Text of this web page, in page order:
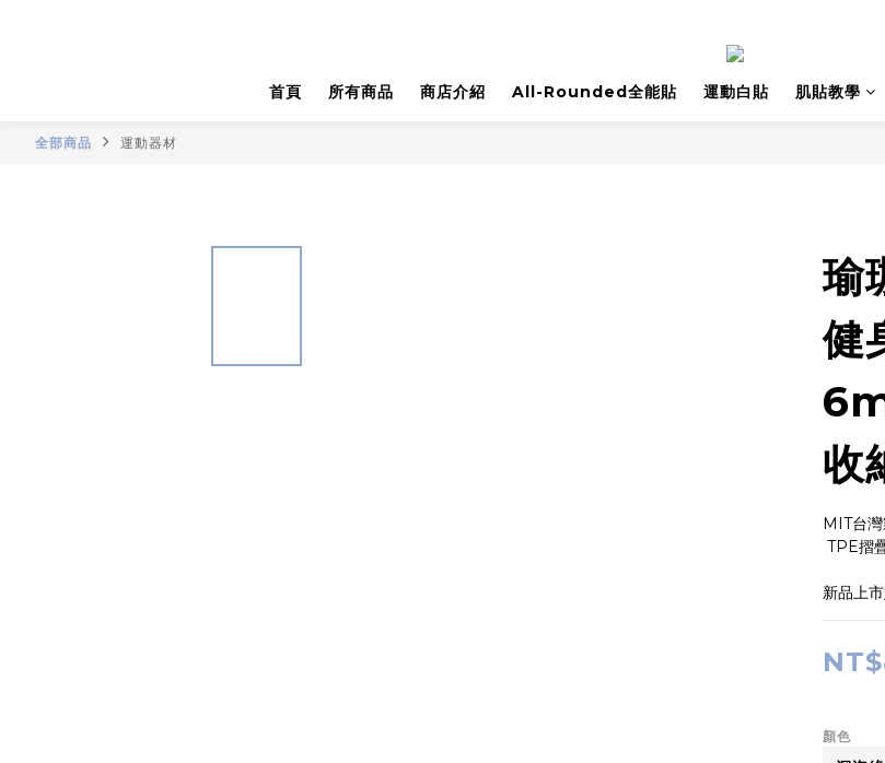
首頁 所有商品 商店介紹 All-Rounded全能貼 運動白貼 肌貼教學
全部商品 運動器材
瑜
健
收
MIT台灣
TPE摺
新品上
顏色